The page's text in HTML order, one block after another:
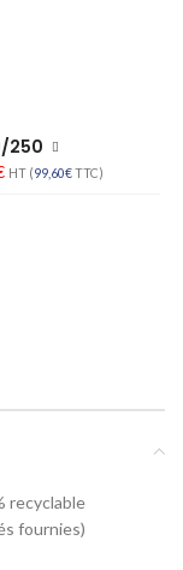
250
HT (99,60€TTC)
recyclable
fournies)